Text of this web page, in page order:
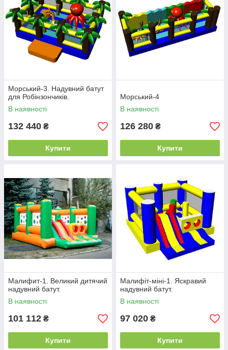
Морський-3. Надувний батут
для Робінзончиків.
В наявності
132 440 ₴
Купити
Морський-4
В наявності
126 280 ₴
Купити
Малифит-1. Великий дитячий
надувний батут.
В наявності
101 112 ₴
Купити
Малифіт-міні-1. Яскравий
надувний батут.
В наявності
97 020 ₴
Купити